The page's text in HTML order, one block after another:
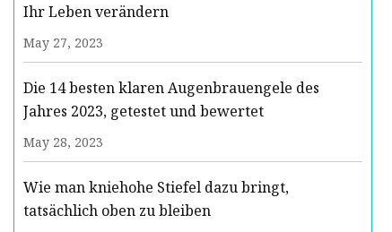
Ihr Leben verändern
May 27, 2023
Die 14 besten klaren Augenbrauengele des
Jahres 2023, getestet und bewertet
May 28, 2023
Wie man kniehohe Stiefel dazu bringt,
tatsächlich oben zu bleiben